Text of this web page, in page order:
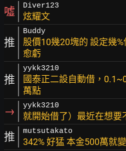
噓 Diver123
炫耀文
推
Buddy
股價10幾20塊的 設定幾
愈虧
推
yykk3210
國泰正二設自動借，
萬點
→ yykk3210
就開始借了）最近在想要
推 mutsutakato
342% 好猛 本金500萬就